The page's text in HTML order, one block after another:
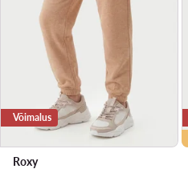
Võimalus
Roxy